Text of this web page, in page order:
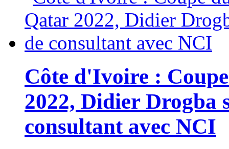
Côte d'Ivoire :
2022, Didier Drogba
consultant avec NCI